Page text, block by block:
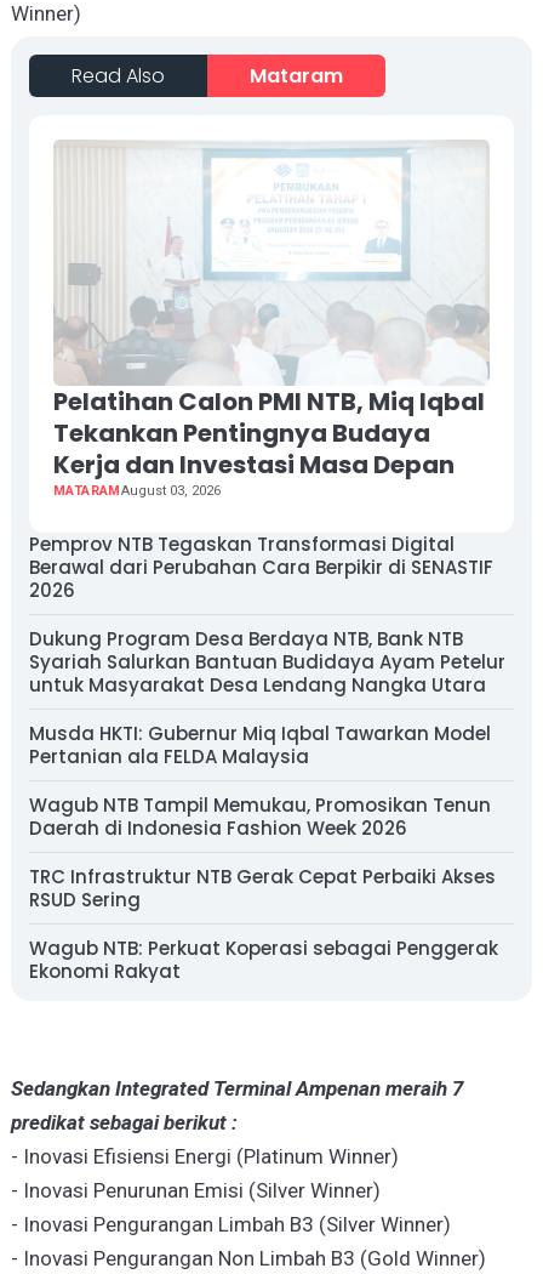
Winner)
Read Also Mataram
Pelatihan Calon PMI NTB, Miq Iqbal
Tekankan Pentingnya Budaya
Kerja dan Investasi Masa Depan
MATARAMAugust 03, 2026
Pemprov NTB Tegaskan Transformasi Digital
Berawal dari Perubahan Cara Berpikir di SENASTIF
2026
Dukung Program Desa Berdaya NTB, Bank NTB
Syariah Salurkan Bantuan Budidaya Ayam Petelur
untuk Masyarakat Desa Lendang Nangka Utara
Musda HKTI: Gubernur Miq Iqbal Tawarkan Model
Pertanian ala FELDA Malaysia
Wagub NTB Tampil Memukau, Promosikan Tenun
Daerah di Indonesia Fashion Week 2026
TRC Infrastruktur NTB Gerak Cepat Perbaiki Akses
RSUD Sering
Wagub NTB: Perkuat Koperasi sebagai Penggerak
Ekonomi Rakyat
Sedangkan Integrated Terminal Ampenan meraih 7
predikat sebagai berikut :
- Inovasi Efisiensi Energi (Platinum Winner)
- Inovasi Penurunan Emisi (Silver Winner)
- Inovasi Pengurangan Limbah B3 (Silver Winner)
- Inovasi Pengurangan Non Limbah B3 (Gold Winner)